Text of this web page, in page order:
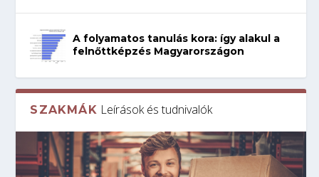
A folyamatos tanulás kora: így alakul a
felnőttképzés Magyarországon
SZAKMÁK Leírások és tudnivalók